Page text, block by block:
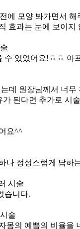
에 모양 봐가면서
효과는 눈에 보이
있었어요!ㅎㅎ 아
데 원장님께서 너
된다면 추가로 시
요^^
나 정성스럽게 답하
시술
습니다.
술
몸의 예쁨의 비율